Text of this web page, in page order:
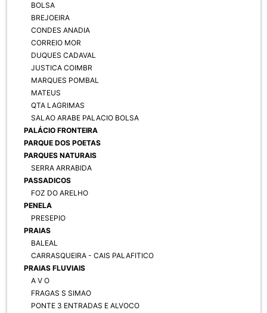
BOLSA
BREJOEIRA
CONDES ANADIA
CORREIO MOR
DUQUES CADAVAL
JUSTICA COIMBR
MARQUES POMBAL
MATEUS
QTA LAGRIMAS
SALAO ARABE PALACIO BOLSA
PALÁCIO FRONTEIRA
PARQUE DOS POETAS
PARQUES NATURAIS
SERRA ARRABIDA
PASSADICOS
FOZ DO ARELHO
PENELA
PRESEPIO
PRAIAS
BALEAL
CARRASQUEIRA - CAIS PALAFITICO
PRAIAS FLUVIAIS
A V O
FRAGAS S SIMAO
PONTE 3 ENTRADAS E ALVOCO